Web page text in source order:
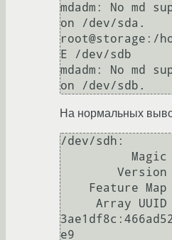
mdadm: No md
on /dev/sda.
root@storage:/
E /dev/sdb
mdadm: No md
На нормальных
/dev/sdh:
e9